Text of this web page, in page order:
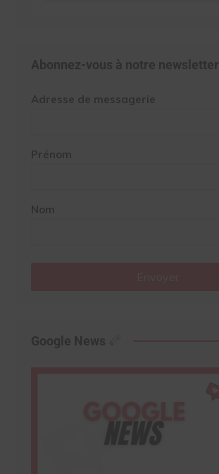
Abonnez-vous à notre newsletter
Adresse de messagerie
Prénom
Nom
Google News